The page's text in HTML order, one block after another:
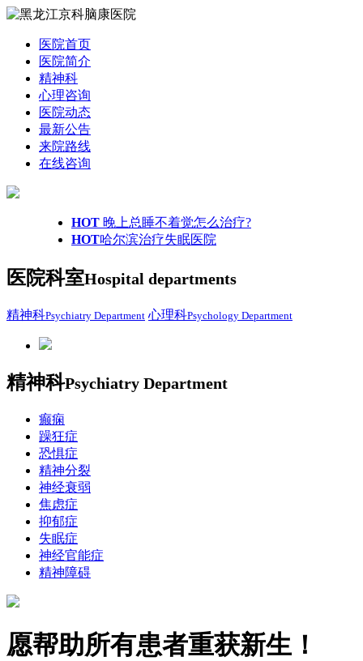
医院首页
医院简介
精神科
心理咨询
医院动态
最新公告
来院路线
在线咨询
HOT 晚上总睡不着觉怎么治疗?
HOT哈尔滨治疗失眠医院
医院科室Hospital departments
精神科Psychiatry Department 心理科Psychology Department
精神科Psychiatry Department
癫痫
躁狂症
恐惧症
精神分裂
神经衰弱
焦虑症
抑郁症
失眠症
神经官能症
精神障碍
愿帮助所有患者重获新生！